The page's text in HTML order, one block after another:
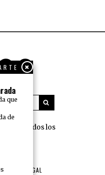
2018 Todos los
AVISO LEGAL
que
de